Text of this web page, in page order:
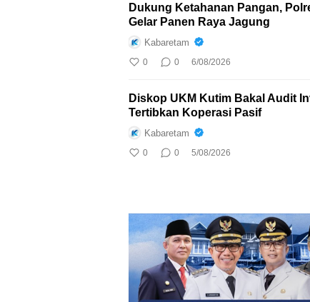
Dukung Ketahanan Pangan,
Gelar Panen Raya Jagung
Kabaretam
0 0 6/08/2026
Diskop UKM Kutim Bakal Audit
Tertibkan Koperasi Pasif
Kabaretam
0 0 5/08/2026